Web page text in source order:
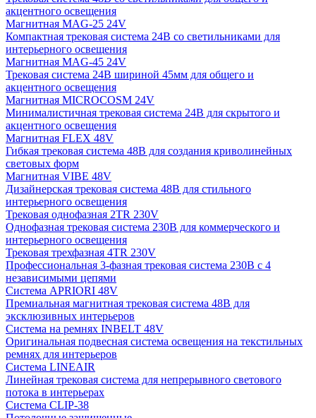
акцентного освещения
Магнитная MAG-25 24V
Компактная трековая система 24В со светильниками для
интерьерного освещения
Магнитная MAG-45 24V
Трековая система 24В шириной 45мм для общего и
акцентного освещения
Магнитная MICROCOSM 24V
Минималистичная трековая система 24В для скрытого и
акцентного освещения
Магнитная FLEX 48V
Гибкая трековая система 48В для создания криволинейных
световых форм
Магнитная VIBE 48V
Дизайнерская трековая система 48В для стильного
интерьерного освещения
Трековая однофазная 2TR 230V
Однофазная трековая система 230В для коммерческого и
интерьерного освещения
Трековая трехфазная 4TR 230V
Профессиональная 3-фазная трековая система 230В с 4
независимыми цепями
Система APRIORI 48V
Премиальная магнитная трековая система 48В для
эксклюзивных интерьеров
Система на ремнях INBELT 48V
Оригинальная подвесная система освещения на текстильных
ремнях для интерьеров
Система LINEAIR
Линейная трековая система для непрерывного светового
потока в интерьерах
Система CLIP-38